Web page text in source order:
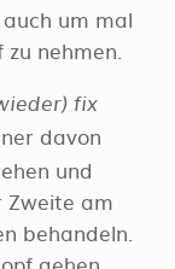
um mal
nehmen.
fix
davon
und
Zweite am
behandeln.